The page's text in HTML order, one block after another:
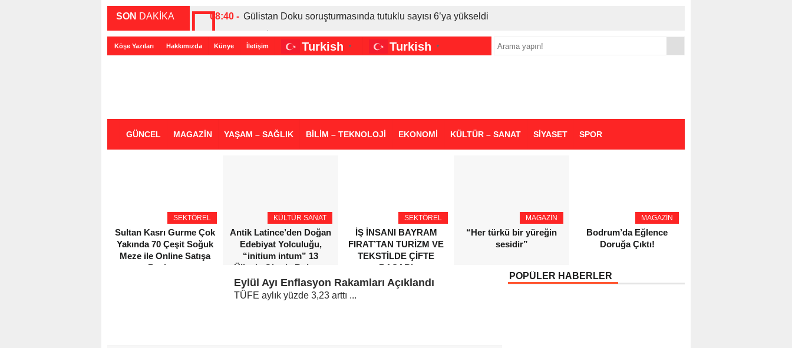
SON DAKİKA 08:40 - Gülistan Doku soruşturmasında tutuklu sayısı 6’ya yükseldi
00:27 - ABD-İran gerilimi Türkiye’yi vurdu: Motorine tüm zamanların en büyük zammı
00:35 - Bir sigara grubuna daha zam geldi
Köşe Yazıları Hakkımızda Künye İletişim Turkish ▼ Turkish ▼
GÜNCEL MAGAZİN YAŞAM – SAĞLIK BİLİM – TEKNOLOJİ EKONOMİ KÜLTÜR – SANAT SİYASET SPOR
SEKTÖREL
Sultan Kasrı Gurme Çok
Yakında 70 Çeşit Soğuk
Meze ile Online Satışa
Başlıyor
KÜLTÜR SANAT
Antik Latince’den Doğan
Edebiyat Yolculuğu,
“initium intum” 13
Ülkede Okurla Buluştu
SEKTÖREL
İŞ İNSANI BAYRAM
FIRAT’TAN TURİZM VE
TEKSTİLDE ÇİFTE
BAŞARI
MAGAZİN
“Her türkü bir yüreğin
sesidir”
MAGAZİN
Bodrum’da Eğlence
Doruğa Çıktı!
Eylül Ayı Enflasyon Rakamları Açıklandı
TÜFE aylık yüzde 3,23 arttı ...
POPÜLER HABERLER